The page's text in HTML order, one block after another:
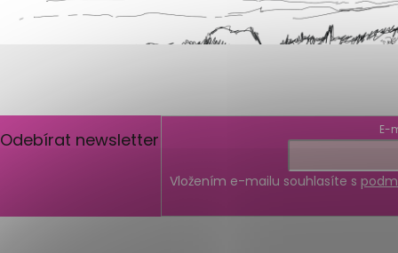
Odebírat newsletter E-
Vložením e-mailu souhlasíte s